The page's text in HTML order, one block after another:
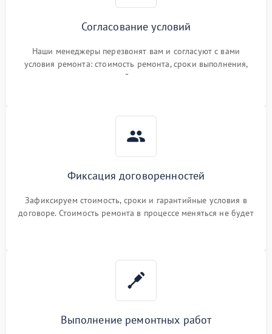
Согласование условий
Наши менеджеры перезвонят вам и согласуют с вами
условия ремонта: стоимость ремонта, сроки выполнения,
гарантийные условия
Фиксация договоренностей
Зафиксируем стоимость, сроки и гарантийные условия в
договоре. Стоимость ремонта в процессе меняться не будет
Выполнение ремонтных работ